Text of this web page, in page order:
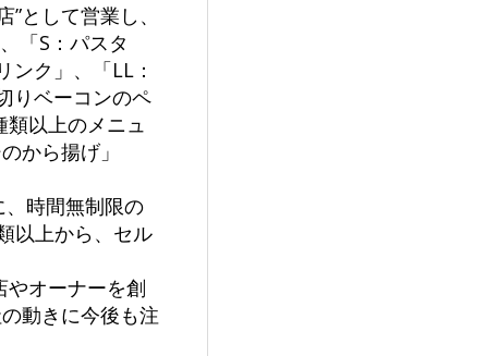
として営業し、
「S：パスタ
ク」、「LL：
りベーコンのペ
以上のメニュ
から揚げ」
時間無制限の
以上から、セル
やオーナーを創
動きに今後も注